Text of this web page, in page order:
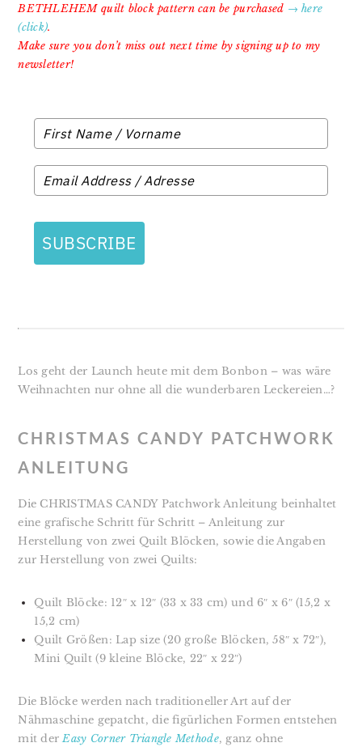
BETHLEHEM quilt block pattern can be purchased → here
(click).
Make sure you don’t miss out next time by signing up to my
newsletter!
SUBSCRIBE
Los geht der Launch heute mit dem Bonbon – was wäre
Weihnachten nur ohne all die wunderbaren Leckereien…?
CHRISTMAS CANDY PATCHWORK
ANLEITUNG
Die CHRISTMAS CANDY Patchwork Anleitung beinhaltet
eine grafische Schritt für Schritt – Anleitung zur
Herstellung von zwei Quilt Blöcken, sowie die Angaben
zur Herstellung von zwei Quilts:
Quilt Blöcke: 12″ x 12″ (33 x 33 cm) und 6″ x 6″ (15,2 x
15,2 cm)
Quilt Größen: Lap size (20 große Blöcken, 58″ x 72″),
Mini Quilt (9 kleine Blöcke, 22″ x 22″)
Die Blöcke werden nach traditioneller Art auf der
Nähmaschine gepatcht, die figürlichen Formen entstehen
mit der Easy Corner Triangle Methode, ganz ohne